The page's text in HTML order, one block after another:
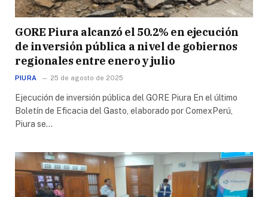
GORE Piura alcanzó el 50.2% en ejecución
de inversión pública a nivel de gobiernos
regionales entre enero y julio
PIURA 25 de agosto de 2025
Ejecución de inversión pública del GORE Piura En el último
Boletín de Eficacia del Gasto, elaborado por ComexPerú,
Piura se…